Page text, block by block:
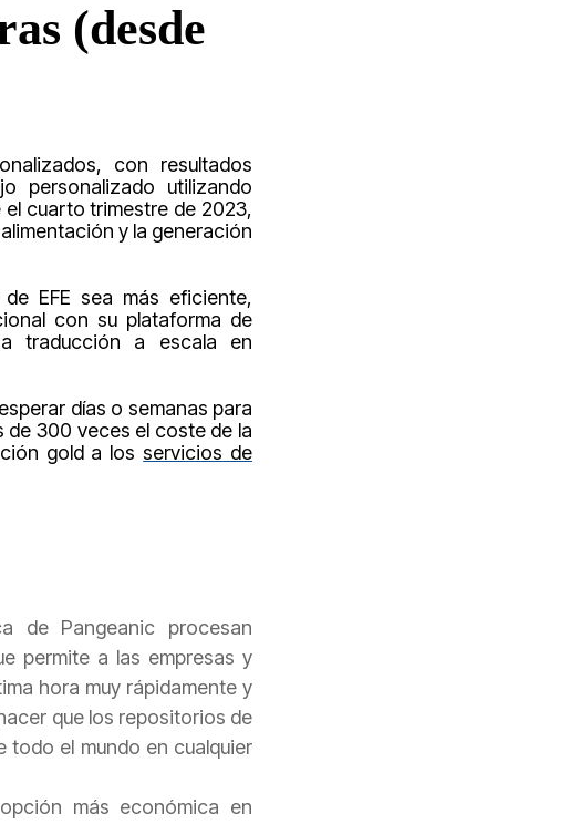
(desde
con resultados
personalizado utilizando
cuarto trimestre de 2023,
y la generación
EFE sea más eficiente,
con su plataforma de
traducción a escala en
días o semanas para
de 300 veces el coste de la
gold a los servicios de
de Pangeanic procesan
permite a las empresas y
hora muy rápidamente y
que los repositorios de
el mundo en cualquier
más económica en